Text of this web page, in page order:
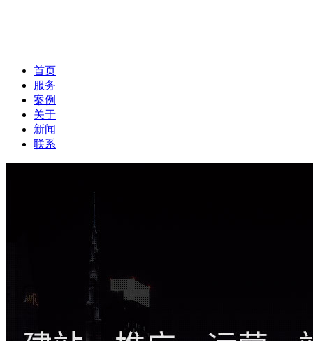
首页
服务
案例
关于
新闻
联系